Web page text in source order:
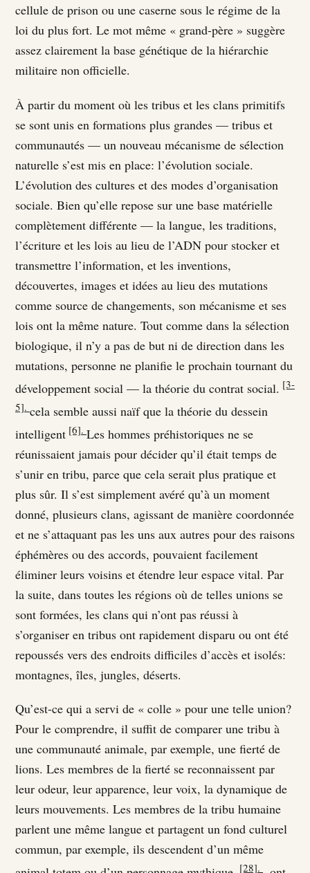
cellule de prison ou une caserne sous le régime de la
loi du plus fort. Le mot même « grand-père » suggère
assez clairement la base génétique de la hiérarchie
militaire non officielle.
À partir du moment où les tribus et les clans primitifs
se sont unis en formations plus grandes — tribus et
communautés — un nouveau mécanisme de sélection
naturelle s’est mis en place: l’évolution sociale.
L’évolution des cultures et des modes d’organisation
sociale. Bien qu’elle repose sur une base matérielle
complètement différente — la langue, les traditions,
l’écriture et les lois au lieu de l’ADN pour stocker et
transmettre l’information, et les inventions,
découvertes, images et idées au lieu des mutations
comme source de changements, son mécanisme et ses
lois ont la même nature. Tout comme dans la sélection
biologique, il n’y a pas de but ni de direction dans les
mutations, personne ne planifie le prochain tournant du
développement social — la théorie du contrat social. [3-
5]. cela semble aussi naïf que la théorie du dessein
intelligent [6]. Les hommes préhistoriques ne se
réunissaient jamais pour décider qu’il était temps de
s’unir en tribu, parce que cela serait plus pratique et
plus sûr. Il s’est simplement avéré qu’à un moment
donné, plusieurs clans, agissant de manière coordonnée
et ne s’attaquant pas les uns aux autres pour des raisons
éphémères ou des accords, pouvaient facilement
éliminer leurs voisins et étendre leur espace vital. Par
la suite, dans toutes les régions où de telles unions se
sont formées, les clans qui n’ont pas réussi à
s’organiser en tribus ont rapidement disparu ou ont été
repoussés vers des endroits difficiles d’accès et isolés:
montagnes, îles, jungles, déserts.
Qu’est-ce qui a servi de « colle » pour une telle union?
Pour le comprendre, il suffit de comparer une tribu à
une communauté animale, par exemple, une fierté de
lions. Les membres de la fierté se reconnaissent par
leur odeur, leur apparence, leur voix, la dynamique de
leurs mouvements. Les membres de la tribu humaine
parlent une même langue et partagent un fond culturel
commun, par exemple, ils descendent d’un même
[28].